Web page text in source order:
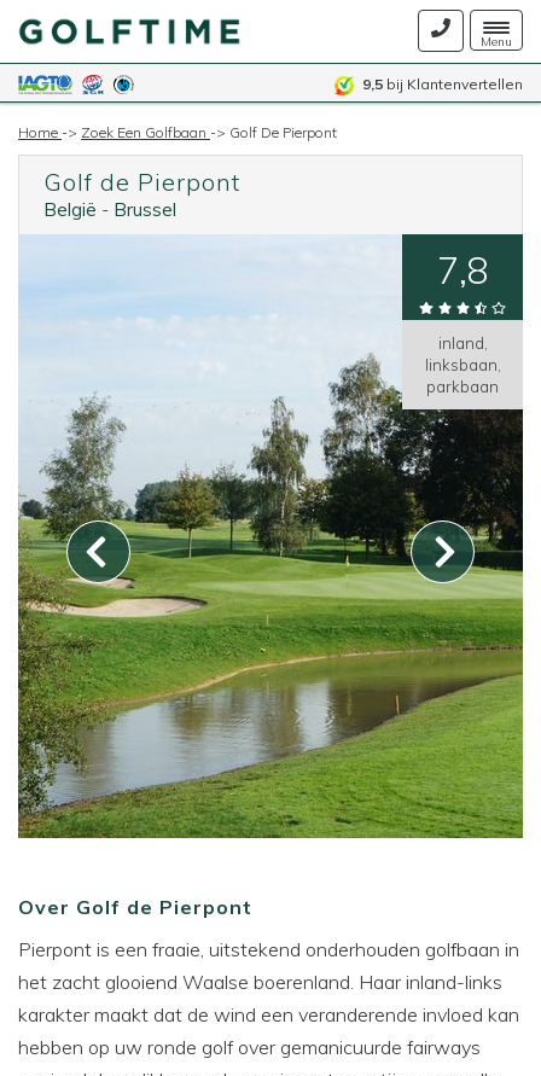
Menu
9,5 bij Klantenvertellen
Home -> Zoek Een Golfbaan -> Golf De Pierpont
Golf de Pierpont
België - Brussel
7,8
inland,
linksbaan,
parkbaan
Over Golf de Pierpont
Pierpont is een fraaie, uitstekend onderhouden golfbaan in
het zacht glooiend Waalse boerenland. Haar inland-links
karakter maakt dat de wind een veranderende invloed kan
hebben op uw ronde golf over gemanicuurde fairways